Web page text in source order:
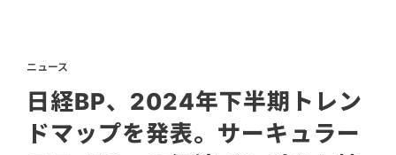
ニュース
日経BP、2024年下半期トレン
ドマップを発表。サーキュラー